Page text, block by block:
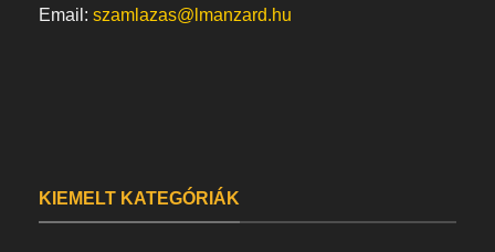
Email: szamlazas@lmanzard.hu
KIEMELT KATEGÓRIÁK